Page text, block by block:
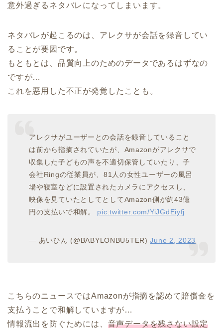
意外過ぎるネタバレになってしまいます。
ネタバレが起こるのは、アレクサが会話を録音してい
ることが要因です。
もともとは、品質向上のためのデータであるはずなの
ですが…
これを悪用した不正が発覚したことも。
アレクサがユーザーとの会話を録音していること
は前から指摘されていたが、Amazonがアレクサで
収集した子どもの声を不適切保管していたり、子
会社Ringの従業員が、81人の女性ユーザーの風呂
場や寝室などに設置されたカメラにアクセスし、
映像を見ていたとしてとしてAmazon側が約43億
円の支払いで和解。 pic.twitter.com/YiJGdEiyfj
— あいひん (@BABYLONBU5TER)June 2, 2023
こちらのニュースではAmazonが指摘を認めて賠償金を
支払うことで和解していますが…
情報流出を防ぐためには、 音声データを残さない設定